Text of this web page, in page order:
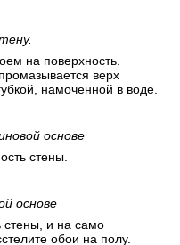
рекомендациям
в емкость с
Через некоторое
кисель. Теперь
на поверхность.
основе